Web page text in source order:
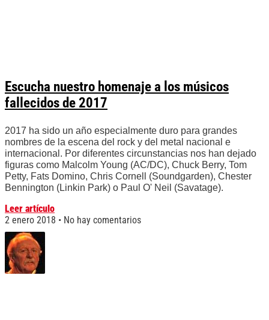
Escucha nuestro homenaje a los músicos
fallecidos de 2017
2017 ha sido un año especialmente duro para grandes
nombres de la escena del rock y del metal nacional e
internacional. Por diferentes circunstancias nos han dejado
figuras como Malcolm Young (AC/DC), Chuck Berry, Tom
Petty, Fats Domino, Chris Cornell (Soundgarden), Chester
Bennington (Linkin Park) o Paul O' Neil (Savatage).
Leer artículo
2 enero 2018
No hay comentarios